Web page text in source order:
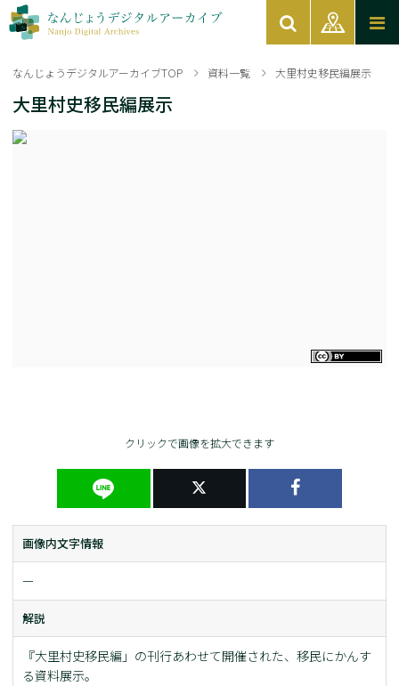
なんじょうデジタルアーカイブTOP 資料一覧 大里村史移民編展示
大里村史移民編展示
クリックで画像を拡大できます
画像内文字情報
ー
解説
『大里村史移民編」の刊行あわせて開催された、移民にかんす
る資料展示。